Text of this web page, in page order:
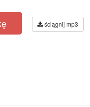
ściągnij mp3